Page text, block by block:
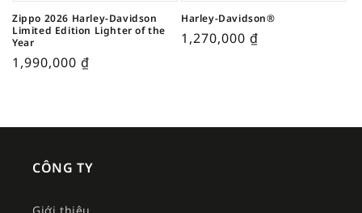
Zippo 2026 Harley-Davidson
Limited Edition Lighter of the
Year
1,990,000 ₫
Harley-Davidson®
1,270,000 ₫
CÔNG TY